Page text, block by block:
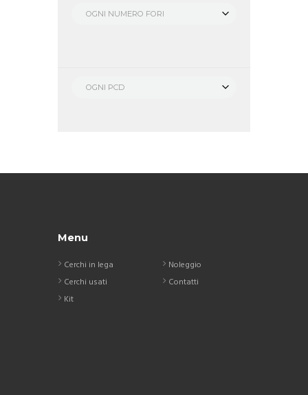
OGNI NUMERO FORI
OGNI PCD
Menu
Cerchi in lega
Cerchi usati
Kit
Noleggio
Contatti